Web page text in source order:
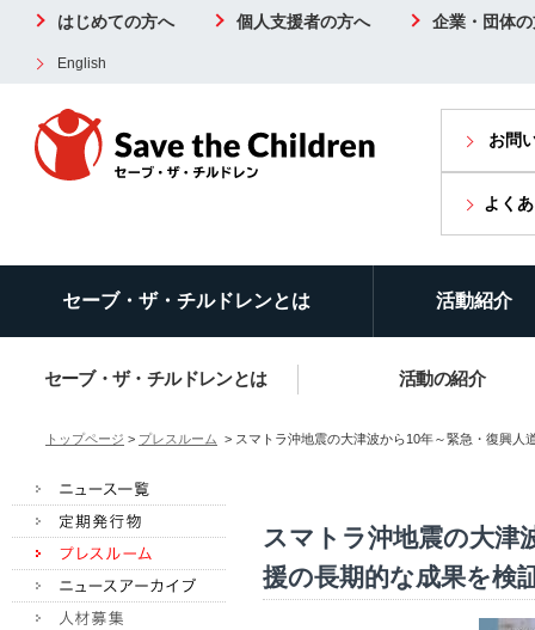
はじめての方へ 個人支援者の方へ 企業・団体
English
お問
よく
セーブ・ザ・チルドレンとは 活動紹介
セーブ・ザ・チルドレンとは 活動の紹介
トップページ > プレスルーム > スマトラ沖地震の大津波から10年～緊急・復興人
スマトラ沖地震の大津
援の長期的な成果を検